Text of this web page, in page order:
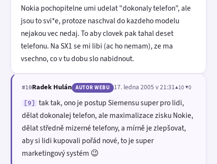
Nokia pochopitelne umi udelat "dokonaly telefon", ale
jsou to svi*e, protoze naschval do kazdeho modelu
nejakou vec nedaj. To aby clovek pak tahal deset
telefonu. Na SX1 se mi libi (ac ho nemam), ze ma
vsechno, co v tu dobu slo nabidnout.
#10Radek Hulán AUTOR WEBU 17. ledna 2005 v 21:31▲10 ▼0
[9]
tak tak, ono je postup Siemensu super pro lidi,
dělat dokonalej telefon, ale maximalizace zisku Nokie,
dělat středně mizerné telefony, a mírně je zlepšovat,
aby si lidi kupovali pořád nové, to je super
marketingový systém 😉